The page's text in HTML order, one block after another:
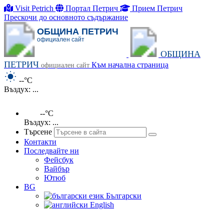
Visit Petrich Портал Петрич
Прием Петрич
Прескочи до основното съдържание
ОБЩИНА ПЕТРИЧ
официален сайт
ОБЩИНА
ПЕТРИЧ официален сайт Към начална страница
--°C
Въздух: ...
--°C
Въздух: ...
Търсене
Контакти
Последвайте ни
Фейсбук
Вайбър
Ютюб
BG
Български
English